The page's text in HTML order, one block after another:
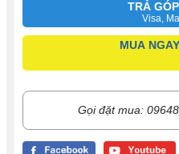
TRẢ
Visa,
MUA
Gọi đặt mua: